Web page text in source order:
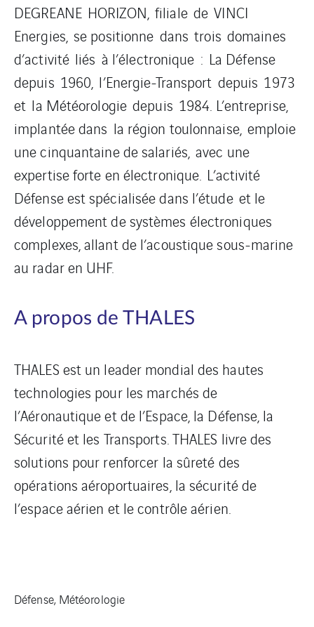
DEGREANE HORIZON, filiale de VINCI
Energies, se positionne dans trois domaines
d’activité liés à l’électronique : La Défense
depuis 1960, l’Energie-Transport depuis 1973
et la Météorologie depuis 1984. L’entreprise,
implantée dans la région toulonnaise, emploie
une cinquantaine de salariés, avec une
expertise forte en électronique. L’activité
Défense est spécialisée dans l’étude et le
développement de systèmes électroniques
complexes, allant de l’acoustique sous-marine
au radar en UHF.
A propos de THALES
THALES est un leader mondial des hautes
technologies pour les marchés de
l’Aéronautique et de l’Espace, la Défense, la
Sécurité et les Transports. THALES livre des
solutions pour renforcer la sûreté des
opérations aéroportuaires, la sécurité de
l’espace aérien et le contrôle aérien.
Défense, Météorologie